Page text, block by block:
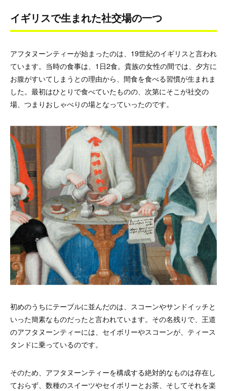
イギリスで生まれた社交場の一つ
アフタヌーンティーが始まったのは、19世紀のイギリスと言われ
ています。当時の食事は、1日2食。貴族の女性の間では、夕方に
お腹がすいてしまうとの理由から、間食を食べる習慣が生まれま
した。最初はひとりで食べていたものの、次第にそこが社交の
場、つまりおしゃべりの場となっていったのです。
初めのうちにテーブルに並んだのは、スコーンやサンドイッチと
いった簡素なものだったと言われています。その名残りで、王道
のアフタヌーンティーには、セイボリーやスコーンが、ティース
タンドに乗っているのです。
そのため、アフタヌーンティーを構成する絶対的なものは存在し
ておらず、数種のスイーツやセイボリーとお茶、そしてそれを楽